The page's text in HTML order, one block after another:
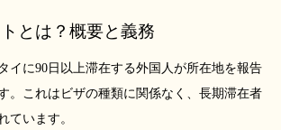
とは？概要と義務
イに90日以上滞在する外国人が所在地を報告
。これはビザの種類に関係なく、長期滞在者
ています。